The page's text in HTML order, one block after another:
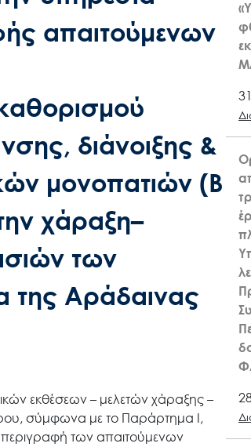
απαιτούμενων
διάνοιξης &
μονοπατιών (Β
χάραξη–
των
της Αράδαινας
εκθέσεων – μελετών χάραξης –
σύμφωνα με το Παράρτημα Ι,
των απαιτούμενων